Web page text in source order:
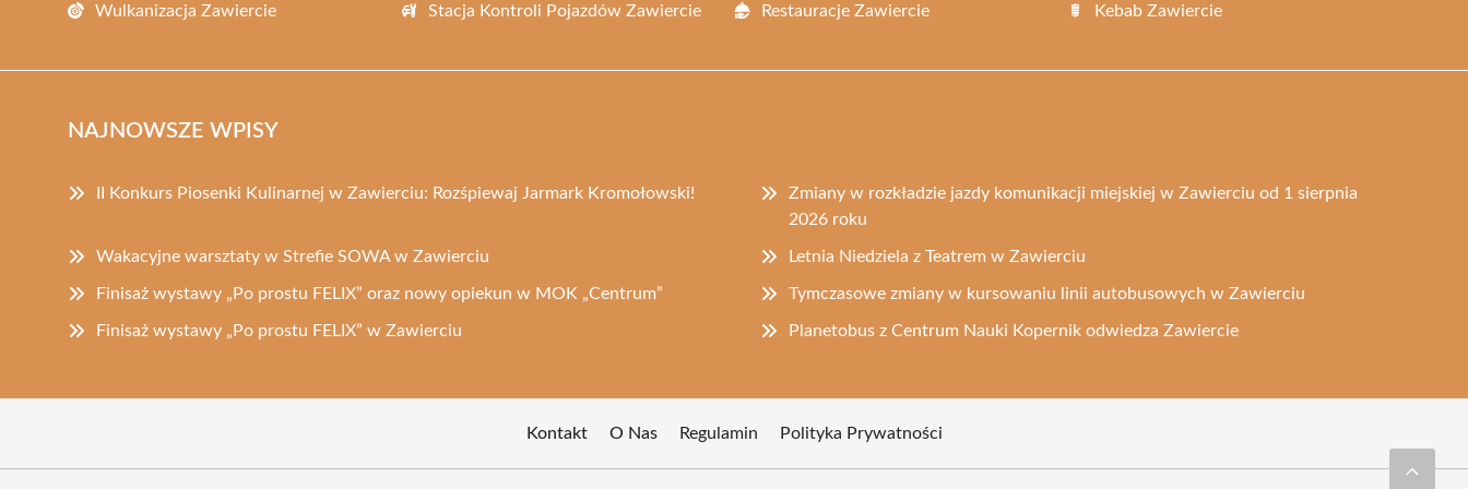
Wulkanizacja Zawiercie Stacja Kontroli Pojazdów Zawiercie Restauracje Zawiercie Kebab Zawiercie
NAJNOWSZE WPISY
II Konkurs Piosenki Kulinarnej w Zawierciu: Rozśpiewaj Jarmark Kromołowski!
Zmiany w rozkładzie jazdy komunikacji miejskiej w Zawierciu od 1 sierpnia
2026 roku
Wakacyjne warsztaty w Strefie SOWA w Zawierciu Letnia Niedziela z Teatrem w Zawierciu
Finisaż wystawy „Po prostu FELIX” oraz nowy opiekun w MOK „Centrum” Tymczasowe zmiany w kursowaniu linii autobusowych w Zawierciu
Finisaż wystawy „Po prostu FELIX” w Zawierciu Planetobus z Centrum Nauki Kopernik odwiedza Zawiercie
Kontakt O Nas Regulamin Polityka Prywatności